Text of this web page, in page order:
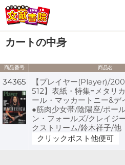
会員登録
ログイン
カートの中身
商品番号 商品名
34365
【プレイヤー(Player)/
512】表紙・特集=メタリ
ール・マッカートニー&デ
●筋肉少女帯/陰陽座/ポー
ン・フォールズ/クレイジ
クストリーム/鈴木祥子/他
クリックポスト他便可